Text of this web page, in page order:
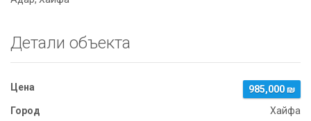
Детали объекта
Цена
985,000 ₪
Город
Хайфа